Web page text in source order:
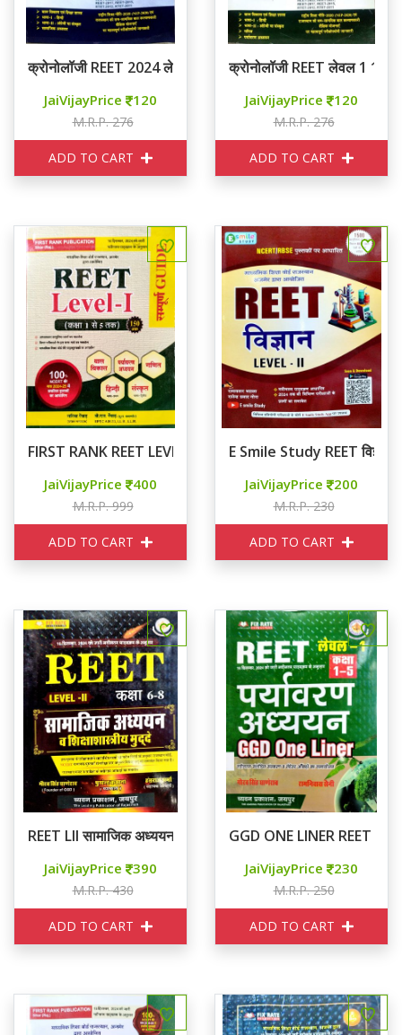
क्रोनोलॉजी REET 2024 लेवल II सामाजिक अध्ययन 10 मॉडल टेस्ट
JaiVijayPrice 120
M.R.P. 276
ADD TO CART
क्रोनोलॉजी REET लेवल 1 10
JaiVijayPrice 120
M.R.P. 276
ADD TO CART
FIRST RANK REET LEVEL 1 संपूर्ण GUIDE
JaiVijayPrice 400
M.R.P. 999
ADD TO CART
E Smile Study REET विज्ञान
JaiVijayPrice 200
M.R.P. 230
ADD TO CART
REET LII सामाजिक अध्ययन व शिक्षाशास्त्रीय मुद्दे
JaiVijayPrice 390
M.R.P. 430
ADD TO CART
GGD ONE LINER REET LI
JaiVijayPrice 230
M.R.P. 250
ADD TO CART